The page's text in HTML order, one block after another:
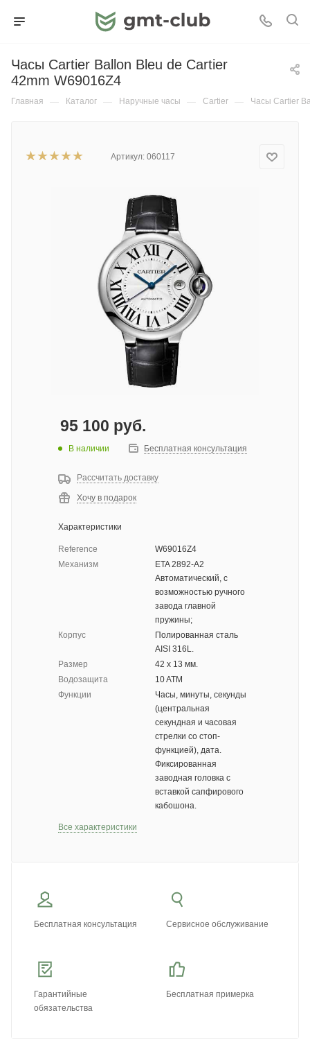
Часы Cartier Ballon Bleu de Cartier
42mm W69016Z4
Главная — Каталог — Наручные часы — Cartier — Часы Cartier
Артикул: 060117
95 100 руб.
В наличии Бесплатная консультация
Рассчитать доставку
Хочу в подарок
Характеристики
Reference
W69016Z4
Механизм
ETA 2892-A2
Автоматический, с
возможностью ручного
завода главной
пружины;
Корпус
Полированная сталь
AISI 316L.
Размер
42 х 13 мм.
Водозащита
10 ATM
Функции
Часы, минуты, секунды
(центральная
секундная и часовая
стрелки со стоп-
функцией), дата.
Фиксированная
заводная головка с
вставкой сапфирового
кабошона.
Все характеристики
Бесплатная консультация Сервисное обслуживание
Гарантийные
обязательства
Бесплатная примерка